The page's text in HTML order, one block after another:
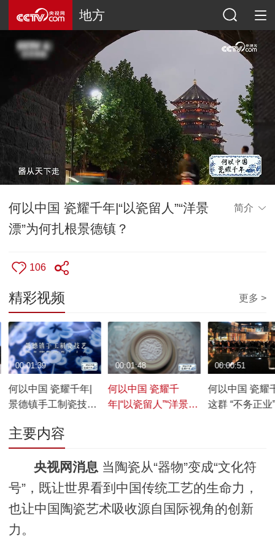
地方
何以中国 瓷耀千年|“以瓷留人”“洋景
漂”为何扎根景德镇？
简介
106
精彩视频 更多 >
何以中国 瓷耀千年|
景德镇手工制瓷技艺
匠心”
00:01:39
何以中国 瓷耀千
年|“以瓷留人”“洋景
00:01:48
何以中国 瓷耀
这群 “不务正业
00:00:51
主要内容
央视网消息 当陶瓷从“器物”变成“文化符
号”，既让世界看到中国传统工艺的生命力，
也让中国陶瓷艺术吸收源自国际视角的创新
力。